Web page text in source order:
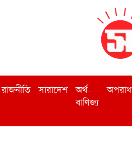
রাজনীতি সারাদেশ
অর্থ-
বাণিজ্য
অপরাধ